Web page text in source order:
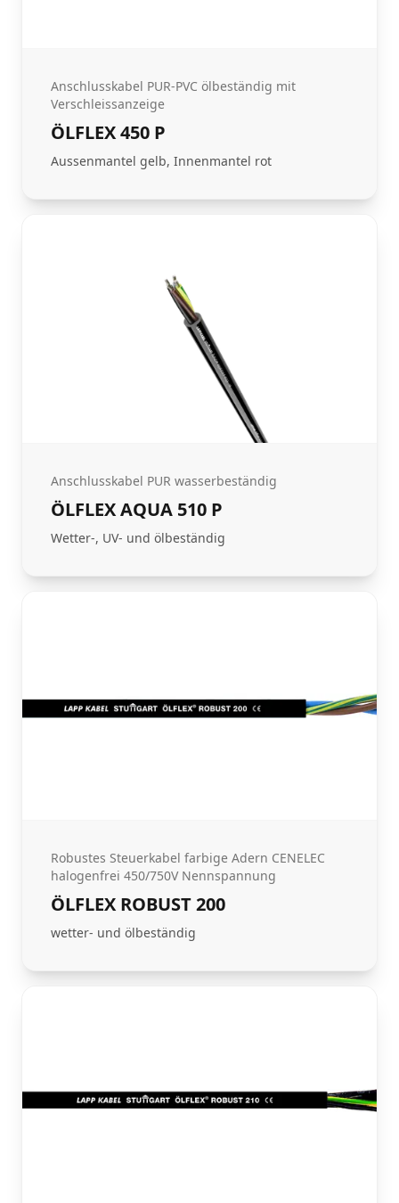
Anschlusskabel PUR-PVC ölbeständig mit
Verschleissanzeige
ÖLFLEX 450 P
Aussenmantel gelb, Innenmantel rot
Anschlusskabel PUR wasserbeständig
ÖLFLEX AQUA 510 P
Wetter-, UV- und ölbeständig
Robustes Steuerkabel farbige Adern CENELEC
halogenfrei 450/750V Nennspannung
ÖLFLEX ROBUST 200
wetter- und ölbeständig